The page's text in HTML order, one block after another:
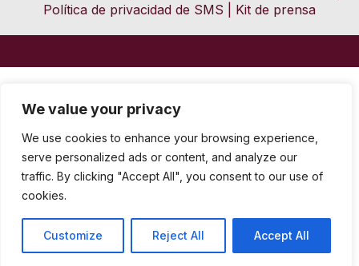
We value your privacy
We use cookies to enhance your browsing experience,
serve personalized ads or content, and analyze our
traffic. By clicking "Accept All", you consent to our use of
cookies.
Customize Reject All Accept All
Política de privacidad de SMS
Kit de prensa